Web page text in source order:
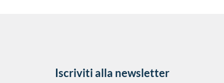
Iscriviti alla newsletter